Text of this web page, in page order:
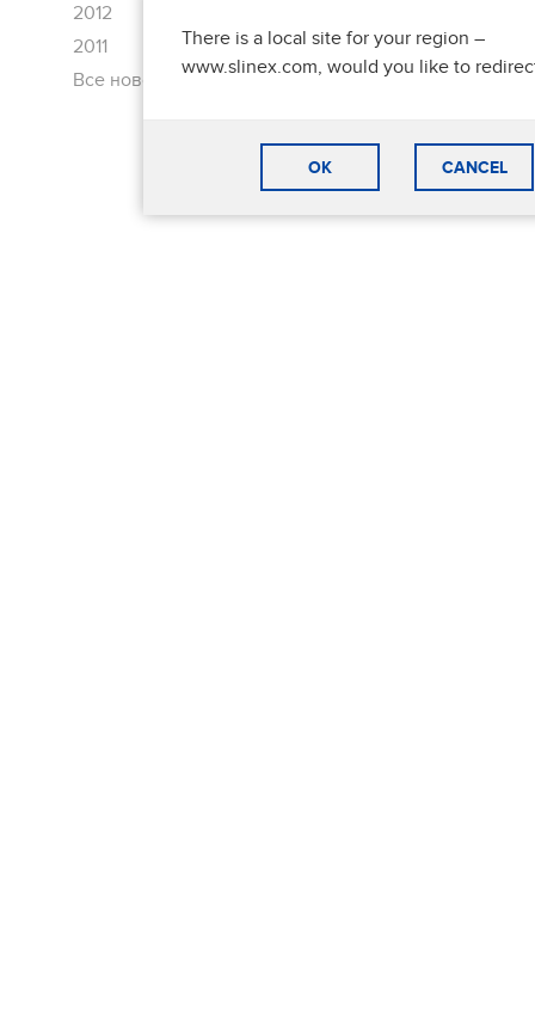
2012
2011
Все новости
There is a local site for your region –
www.slinex.com, would you like to
OK CANCEL